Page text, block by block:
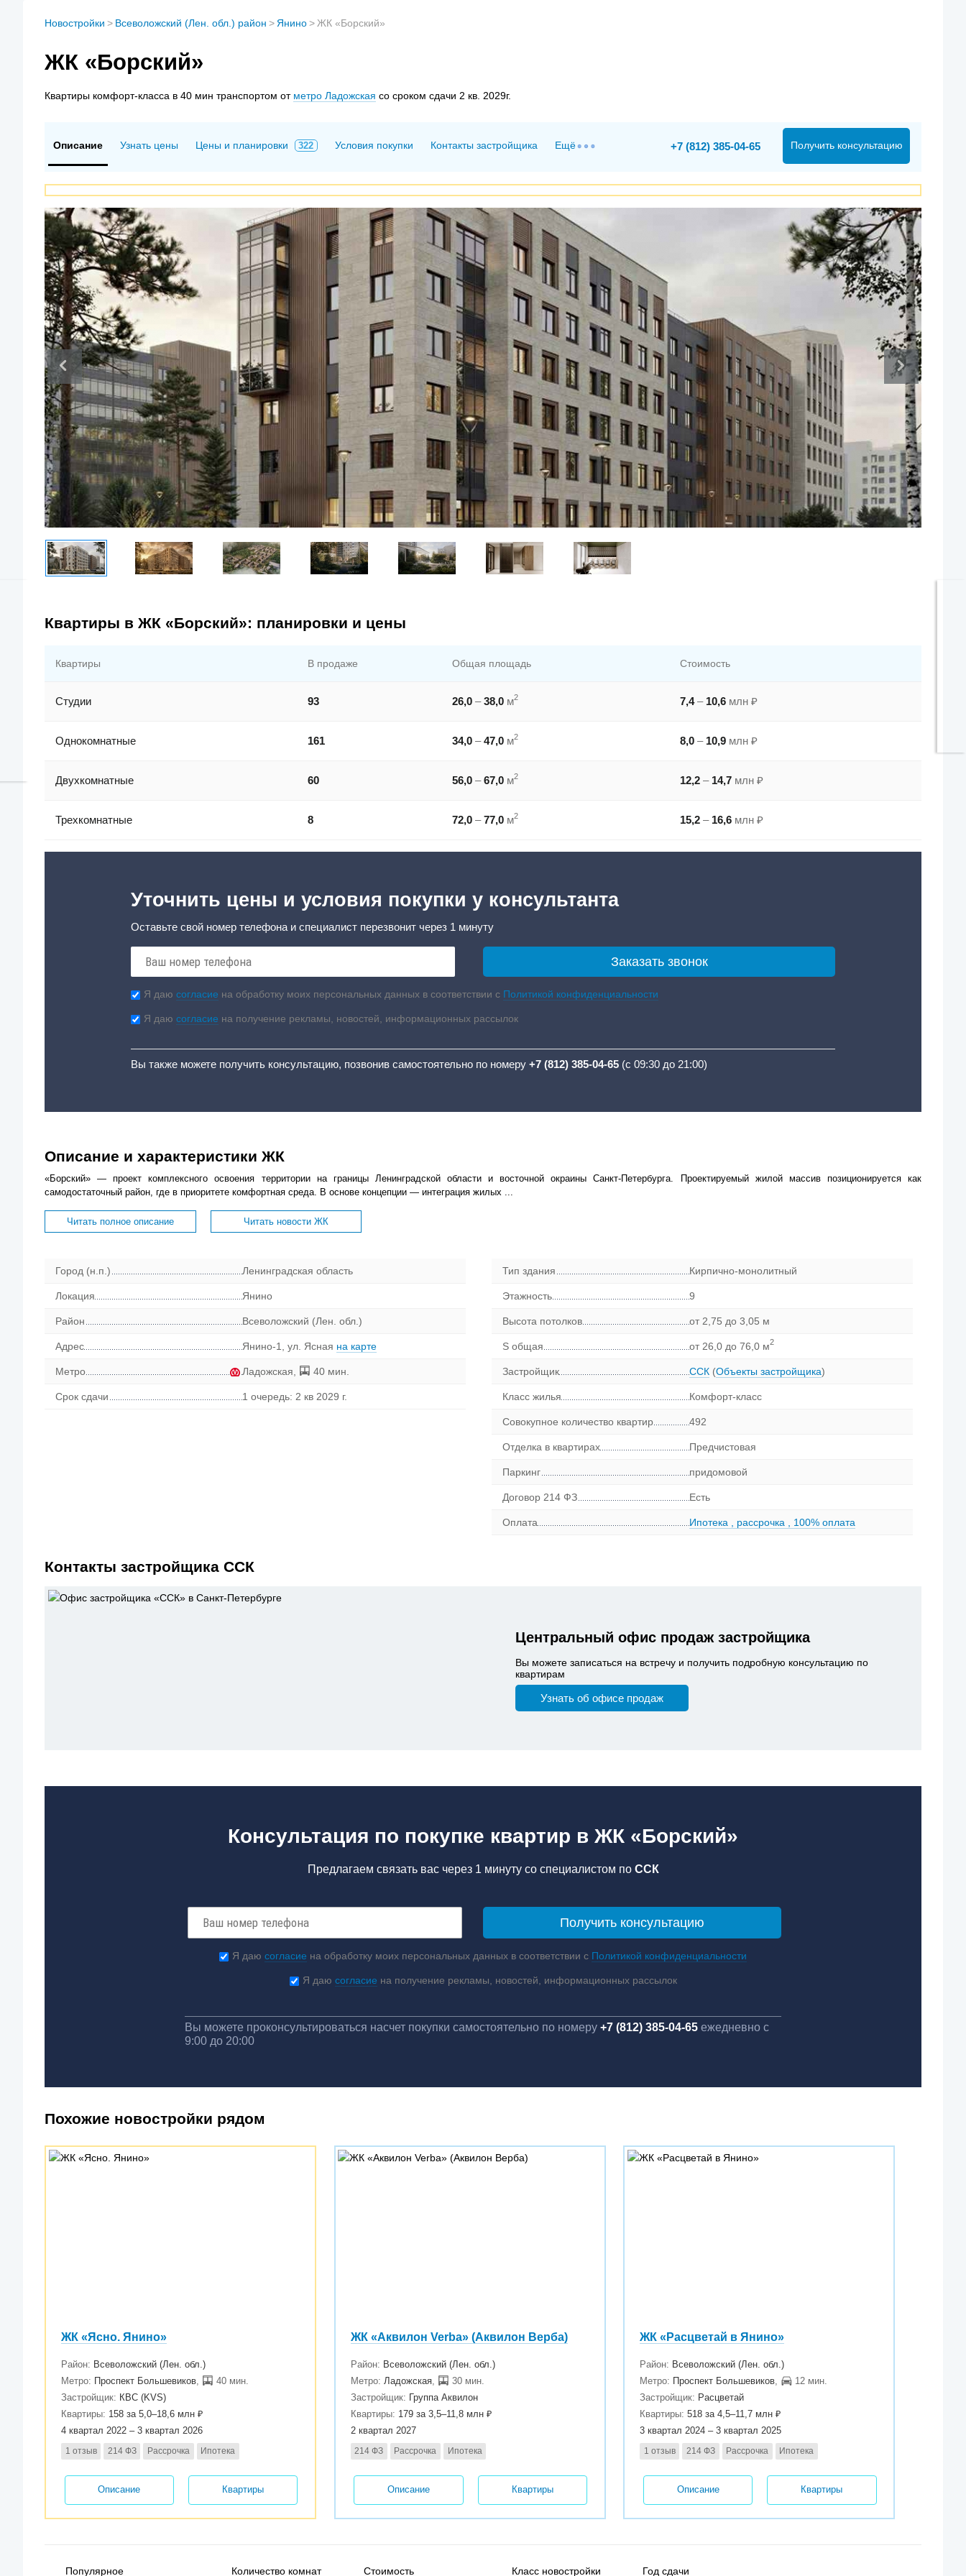
Новостройки > Всеволожский (Лен. обл.) район > Янино> ЖК «Борский»
ЖК «Борский»
Квартирыкомфорт-класса в 40 мин транспортом от метро Ладожская со сроком сдачи 2 кв. 2029г.
Описание Узнать цены Цены и планировки 322 Условия покупки Контакты застройщика Ещё Получить консультацию
+7 (812) 385-04-65
Квартиры в ЖК «Борский»: планировки и цены
Квартиры В продаже Общая площадь Стоимость
Студии 93 26,0 –38,0 м2 7,4–10,6 млн ₽
Однокомнатные 161 34,0 –47,0 м2 8,0 –10,9 млн ₽
Двухкомнатные 60 56,0 –67,0 м2 12,2 –14,7 млн ₽
Трехкомнатные 8 72,0 –77,0 м2 15,2 –16,6 млн ₽
Уточнить цены и условия покупки у консультанта
Оставьте свой номер телефона и специалист перезвонит через 1 минуту
Я даю согласие на обработку моих персональных данных в соответствии с Политикой конфиденциальности
Я даю согласие на получение рекламы, новостей, информационных рассылок
Вы также можете получить консультацию, позвонив самостоятельно по номеру +7 (812) 385-04-65 (с 09:30 до 21:00)
Описание и характеристики ЖК
«Борский» — проект комплексного освоения территории на границы Ленинградской области и восточной окраины Санкт-Петербурга. Проектируемый жилой массив позиционируется как
самодостаточный район, где в приоритете комфортная среда. В основе концепции — интеграция жилых ...
Читать полное описание Читать новости ЖК
Город (н.п.) Ленинградская область
Локация Янино
Район Всеволожский (Лен. обл.)
Адрес Янино-1, ул. Ясная на карте
Метро Ладожская 40 мин.
Срок сдачи 1 очередь: 2 кв 2029 г.
Тип здания Кирпично-монолитный
Этажность 9
Высота потолков от 2,75 до 3,05 м
S общая от 26,0 до 76,0 м2
Застройщик ССК (Объекты застройщика)
Класс жилья Комфорт-класс
Совокупное количество квартир 492
Отделка в квартирах Предчистовая
Паркинг придомовой
Договор 214 ФЗ Есть
Оплата Ипотека рассрочка 100% оплата
Контакты застройщика ССК
Центральный офис продаж застройщика
Вы можете записаться на встречу и получить подробную консультацию по
квартирам
Узнать об офисе продаж
Консультация по покупке квартир в ЖК «Борский»
Предлагаем связать вас через 1 минуту со специалистом по ССК
Я даю согласие на обработку моих персональных данных в соответствии с Политикой конфиденциальности
Я даю согласие на получение рекламы, новостей, информационных рассылок
Вы можете проконсультироваться насчет покупки самостоятельно по номеру+7 (812) 385-04-65 ежедневно с
9:00 до 20:00
Похожие новостройки рядом
ЖК «Ясно. Янино»
Район: Всеволожский (Лен. обл.)
Метро: Проспект Большевиков,
40 мин.
Застройщик: КВС (KVS)
Квартиры: 158 за 5,0–18,6 млн ₽
4 квартал 2022 – 3 квартал 2026
1 отзыв
214 ФЗ Рассрочка Ипотека
Описание Квартиры
ЖК «Аквилон Verba» (Аквилон Верба)
Район: Всеволожский (Лен. обл.)
Метро: Ладожская,
30 мин.
Застройщик: Группа Аквилон
Квартиры: 179 за 3,5–11,8 млн ₽
2 квартал 2027
214 ФЗ
Рассрочка Ипотека
Описание Квартиры
ЖК «Расцветай в Янино»
Район: Всеволожский (Лен. обл.)
Метро: Проспект Большевиков
12 мин.
Застройщик: Расцветай
Квартиры:518 за 4,5–11,7 млн ₽
3 квартал 2024 – 3 квартал 2025
1 отзыв
214 ФЗ Рассрочка Ипотека
Описание Квартиры
Популярное Количество комнат Стоимость Класс новостройки Год сдачи